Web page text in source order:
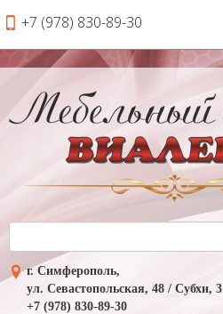
+7 (978) 830-89-30
г. Симферополь,
ул. Севастопольская, 48 / Субхи, 3
+7 (978) 830-89-30